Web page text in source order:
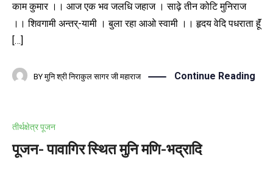
काम कुमार ।। आज एक भव जलधि जहाज । साढ़े तीन कोटि मुनिराज
।। शिवगामी अन्तर्-यामी । बुला रहा आओ स्वामी ।। हृदय वेदि पधराता हूॅं
[…]
BY मुनि श्री निराकुल सागर जी महाराज Continue Reading
तीर्थक्षेत्र पूजन
पूजन- पावागिर स्थित मुनि मणि-भद्रादि